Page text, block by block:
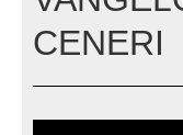
CENERI